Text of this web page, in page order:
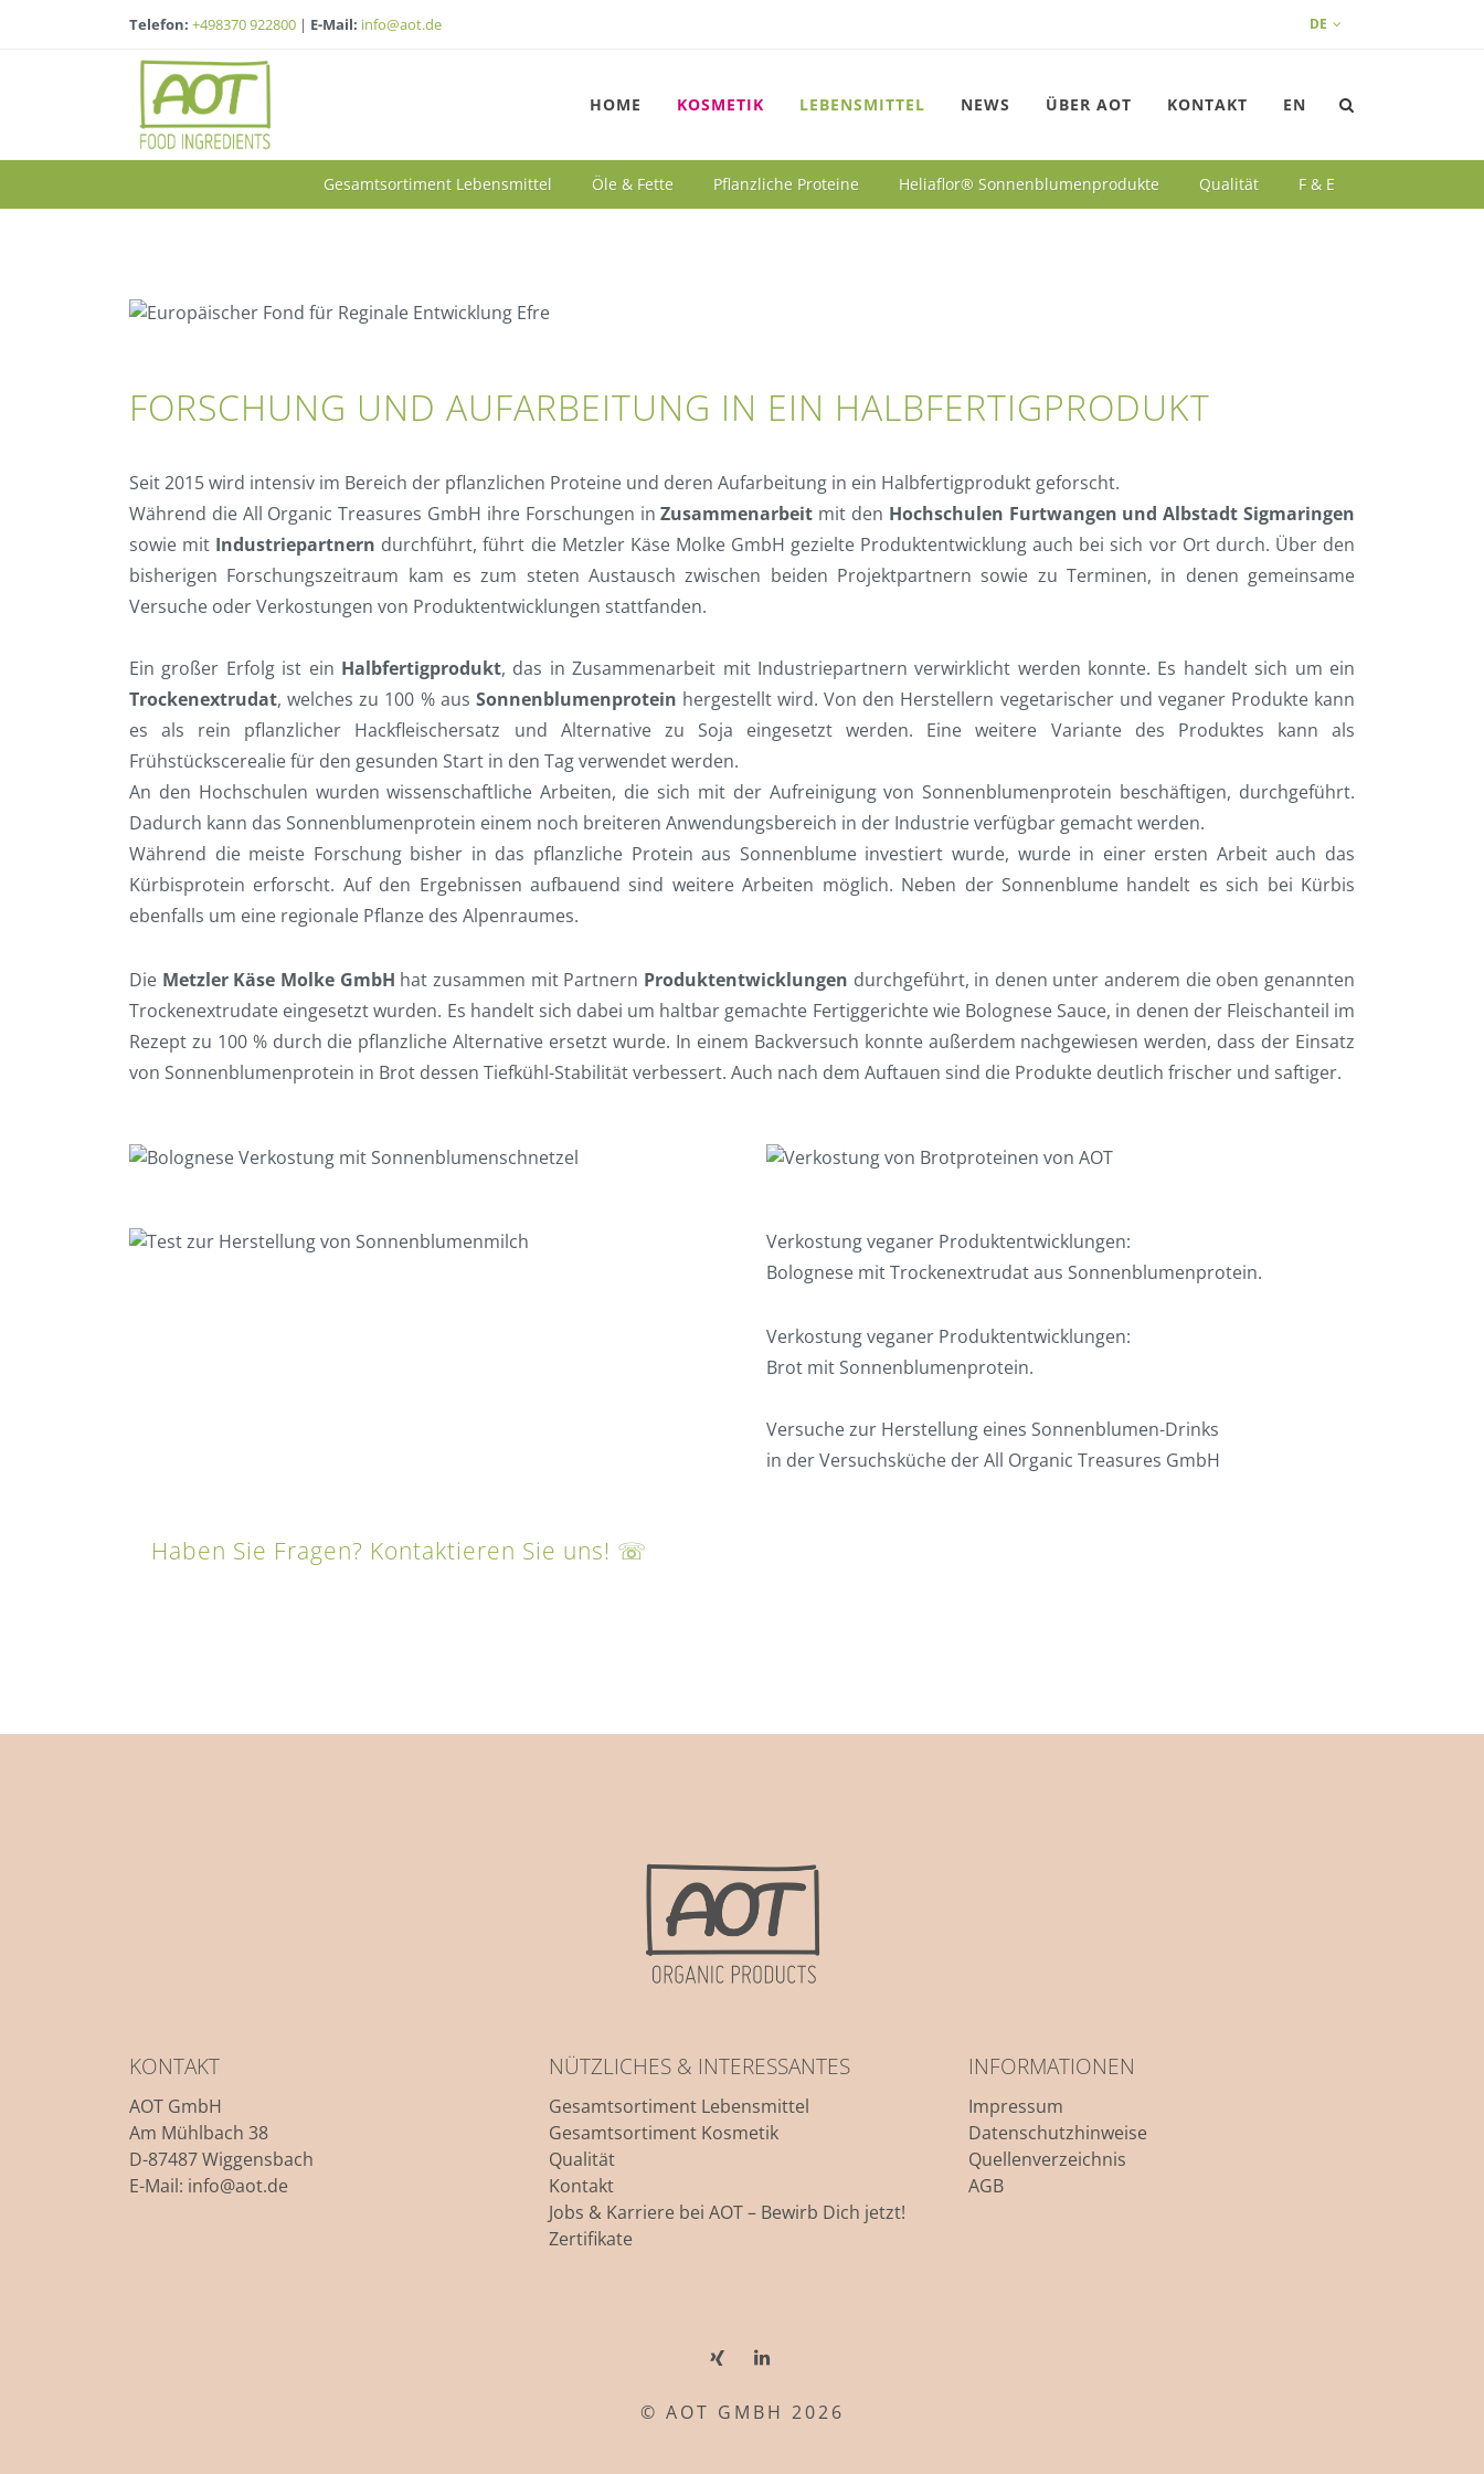
Telefon: +498370 922800 | E-Mail: info@aot.de DE
HOME KOSMETIK LEBENSMITTEL NEWS ÜBER AOT KONTAKT EN
Gesamtsortiment Lebensmittel Öle & Fette Pflanzliche Proteine Heliaflor® Sonnenblumenprodukte Qualität F & E
FORSCHUNG UND AUFARBEITUNG IN EIN HALBFERTIGPRODUKT
Seit 2015 wird intensiv im Bereich der pflanzlichen Proteine und deren Aufarbeitung in ein Halbfertigprodukt geforscht.
Während die All Organic Treasures GmbH ihre Forschungen inZusammenarbeit mit den Hochschulen Furtwangen und Albstadt Sigmaringen
sowie mit Industriepartnern durchführt, führt die Metzler Käse Molke GmbH gezielte Produktentwicklung auch bei sich vor Ort durch. Über den
bisherigen Forschungszeitraum kam es zum steten Austausch zwischen beiden Projektpartnern sowie zu Terminen, in denen gemeinsame
Versuche oder Verkostungen von Produktentwicklungen stattfanden.
Ein großer Erfolg ist ein Halbfertigprodukt, das in Zusammenarbeit mit Industriepartnern verwirklicht werden konnte. Es handelt sich um ein
Trockenextrudat, welches zu 100 % aus Sonnenblumenprotein hergestellt wird. Von den Herstellern vegetarischer und veganer Produkte kann
es als rein pflanzlicher Hackfleischersatz und Alternative zu Soja eingesetzt werden. Eine weitere Variante des Produktes kann als
Frühstückscerealie für den gesunden Start in den Tag verwendet werden.
An den Hochschulen wurden wissenschaftliche Arbeiten, die sich mit der Aufreinigung von Sonnenblumenprotein beschäftigen, durchgeführt.
Dadurch kann das Sonnenblumenprotein einem noch breiteren Anwendungsbereich in der Industrie verfügbar gemacht werden.
Während die meiste Forschung bisher in das pflanzliche Protein aus Sonnenblume investiert wurde, wurde in einer ersten Arbeit auch das
Kürbisprotein erforscht. Auf den Ergebnissen aufbauend sind weitere Arbeiten möglich. Neben der Sonnenblume handelt es sich bei Kürbis
ebenfalls um eine regionale Pflanze des Alpenraumes.
Die Metzler Käse Molke GmbH hat zusammen mit Partnern Produktentwicklungen durchgeführt, in denen unter anderem die oben genannten
Trockenextrudate eingesetzt wurden. Es handelt sich dabei um haltbar gemachte Fertiggerichte wie Bolognese Sauce, in denen der Fleischanteil im
Rezept zu 100 % durch die pflanzliche Alternative ersetzt wurde. In einem Backversuch konnte außerdem nachgewiesen werden, dass der Einsatz
von Sonnenblumenprotein in Brot dessen Tiefkühl-Stabilität verbessert. Auch nach dem Auftauen sind die Produkte deutlich frischer und saftiger.
Verkostung veganer Produktentwicklungen:
Bolognese mit Trockenextrudat aus Sonnenblumenprotein.
Verkostung veganer Produktentwicklungen:
Brot mit Sonnenblumenprotein.
Versuche zur Herstellung eines Sonnenblumen-Drinks
in der Versuchsküche der All Organic Treasures GmbH
Haben Sie Fragen? Kontaktieren Sie uns! ☏
KONTAKT
AOT GmbH
Am Mühlbach 38
D-87487 Wiggensbach
E-Mail: info@aot.de
NÜTZLICHES & INTERESSANTES
Gesamtsortiment Lebensmittel
Gesamtsortiment Kosmetik
Qualität
Kontakt
Jobs & Karriere bei AOT – Bewirb Dich jetzt!
Zertifikate
INFORMATIONEN
Impressum
Datenschutzhinweise
Quellenverzeichnis
AGB
© AOT GMBH 2026